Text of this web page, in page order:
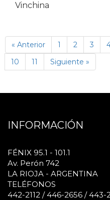
Vinchina
« Anterior 1 2 3
10
11 Siguiente »
INFORMACIÓN
FÉNIX 95.1 - 101.1
Av. Perón 742
LA RIOJA - ARGENTINA
TELÉFONOS
442-2112 / 446-2656 /